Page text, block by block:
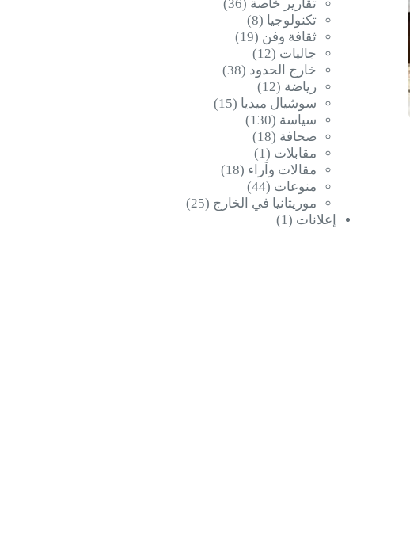
تقارير خاصة (36)
تكنولوجيا (8)
ثقافة وفن (19)
جاليات (12)
خارج الحدود (38)
رياضة (12)
سوشيال ميديا (15)
سياسة (130)
صحافة (18)
مقابلات (1)
مقالات وآراء (18)
منوعات (44)
موريتانيا في الخارج (25)
إعلانات (1)